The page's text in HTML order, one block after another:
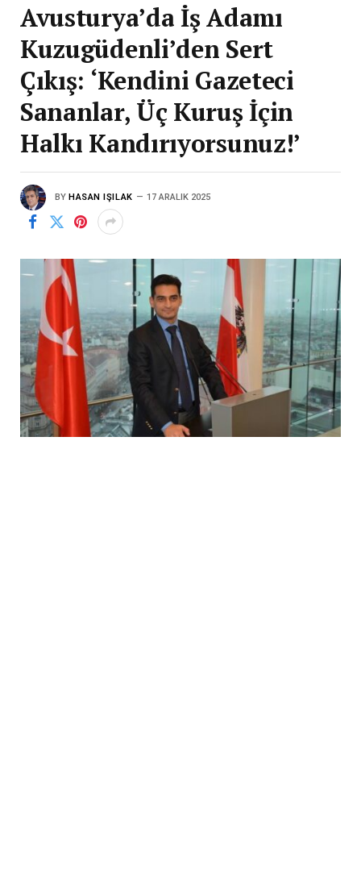
Avusturya’da İş Adamı
Kuzugüdenli’den Sert
Çıkış: ‘Kendini Gazeteci
Sananlar, Üç Kuruş İçin
Halkı Kandırıyorsunuz!’
BY HASAN IŞILAK 17 ARALIK 2025